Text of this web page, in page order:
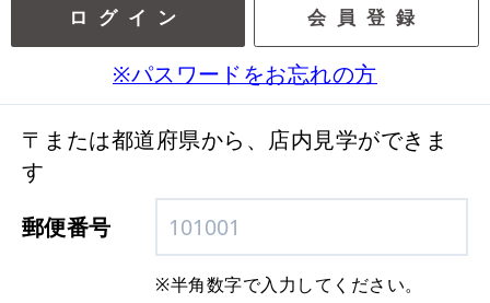
ログイン 会員登録
※パスワードをお忘れの方
〒または都道府県から、店内見学ができま
す
郵便番号
※半角数字で入力してください。